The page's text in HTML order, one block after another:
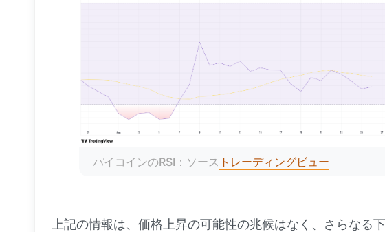
パイコインのRSI：ソース トレーディングビュー
上記の情報は、価格上昇の可能性の兆候はなく、さらなる